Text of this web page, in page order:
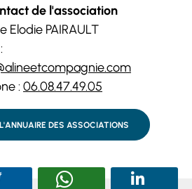
de l'association
Elodie PAIRAULT
: 06.08.47.49.05
DES ASSOCIATIONS